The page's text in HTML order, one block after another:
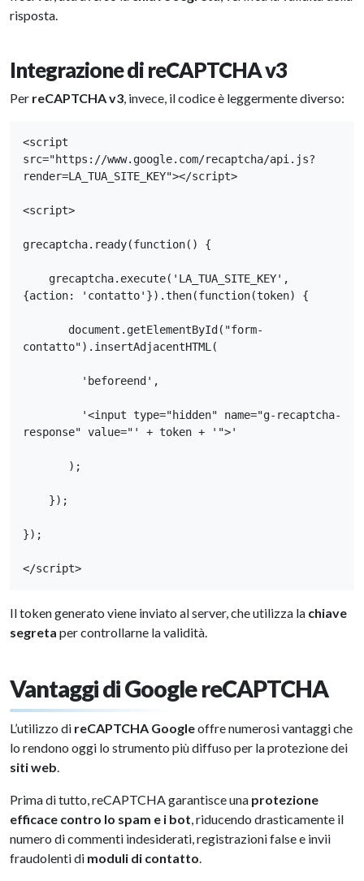
risposta.
Integrazione di reCAPTCHA v3
Per reCAPTCHA v3 , invece, il codice è leggermente diverso:
<script
src="https://www.google.com/recaptcha/api.js?
render=LA_TUA_SITE_KEY"></script>
<script>
grecaptcha.ready(function() {
grecaptcha.execute('LA_TUA_SITE_KEY',
{action: 'contatto'}).then(function(token) {
document.getElementById("form-
contatto").insertAdjacentHTML(
'beforeend',
'<input type="hidden" name="g-recaptcha-
response" value="' + token + '">'
);
});
});
</script>
Il token generato viene inviato al server, che utilizza la chiave
segreta per controllarne la validità.
Vantaggi di Google reCAPTCHA
L’utilizzo di reCAPTCHA Googleoffre numerosi vantaggi che
lo rendono oggi lo strumento più diffuso per la protezione dei
siti web
Prima di tutto, reCAPTCHA garantisce una protezione
efficace contro lo spam e i bot , riducendo drasticamente il
numero di commenti indesiderati, registrazioni false e invii
fraudolenti di moduli di contatto